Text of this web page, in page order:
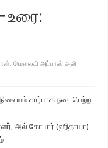
உரை:
,மௌலவி அப்பாஸ் அலி
சார்பாக நடைபெற்ற
அல் கோபார் (ஹிதாயா)